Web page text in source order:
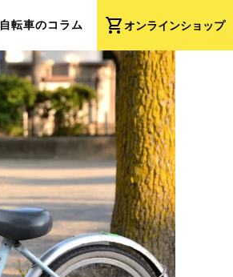
shopping_cartオンラインショップ
自転車のコラム